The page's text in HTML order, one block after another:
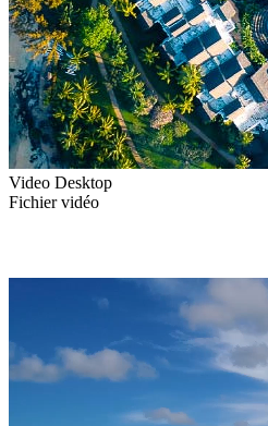
Video Desktop
Fichier vidéo